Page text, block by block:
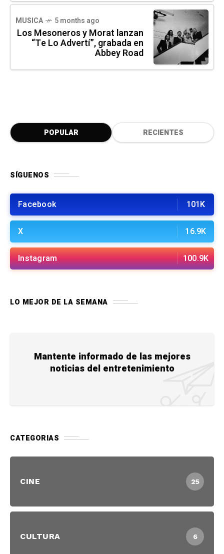
MUSICA 5 months ago
Los Mesoneros y Morat lanzan
“Te Lo Advertí”, grabada en
Abbey Road
POPULAR RECIENTES
SÍGUENOS
Facebook 101K
X 16.9K
Instagram 100.9K
LO MEJOR DE LA SEMANA
Mantente informado de las mejores
noticias del entretenimiento
CATEGORIAS
CINE 25
CULTURA 6